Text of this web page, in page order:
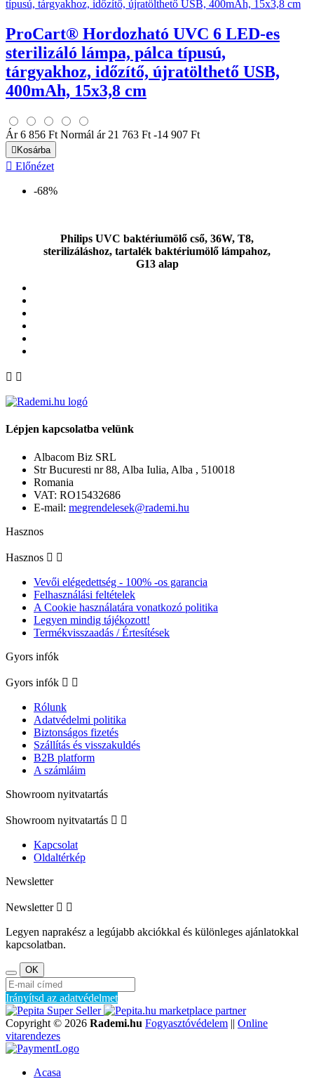
ProCart® Hordozható UVC 6 LED-es
sterilizáló lámpa, pálca típusú,
tárgyakhoz, időzítő, újratölthető USB,
400mAh, 15x3,8 cm
Ár 6 856 Ft Normál ár 21 763 Ft -14 907 Ft
 Kosárba
 Előnézet
-68%
Philips UVC baktériumölő cső, 36W, T8,
sterilizáláshoz, tartalék baktériumölő lámpahoz,
G13 alap
 
Lépjen kapcsolatba velünk
Albacom Biz SRL
Str Bucuresti nr 88, Alba Iulia, Alba , 510018
Romania
VAT: RO15432686
E-mail: megrendelesek@rademi.hu
Hasznos
Hasznos  
Vevői elégedettség - 100% -os garancia
Felhasználási feltételek
A Cookie használatára vonatkozó politika
Legyen mindig tájékozott!
Termékvisszaadás / Értesítések
Gyors infók
Gyors infók  
Rólunk
Adatvédelmi politika
Biztonságos fizetés
Szállítás és visszakuldés
B2B platform
A számláim
Showroom nyitvatartás
Showroom nyitvatartás  
Kapcsolat
Oldaltérkép
Newsletter
Newsletter  
Legyen naprakész a legújabb akciókkal és különleges ajánlatokkal
kapcsolatban.
Irányítsd az adatvédelmet
marketplace partner
Copyright © 2026 Rademi.hu Fogyasztóvédelem || Online
vitarendezes
Acasa